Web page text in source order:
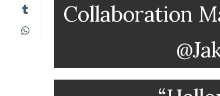
Collaboration